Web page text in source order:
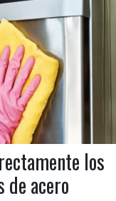
los
acero